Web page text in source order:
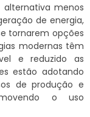
menos
de energia,
tornarem opções
modernas têm
e reduzido as
estão adotando
de produção e
o uso